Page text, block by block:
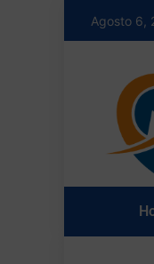
Agosto 6,